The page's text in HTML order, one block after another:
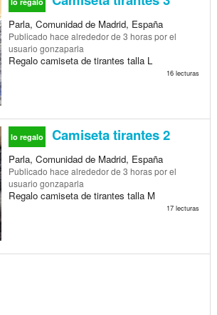
Parla, Comunidad de Madrid, España
Publicado hace alrededor de 3 horaspor el
usuario gonzaparla
Regalo camiseta de tirantes talla L
16 lecturas
lo regalo Camiseta tirantes 2
Parla, Comunidad de Madrid, España
Publicado hace alrededor de 3 horaspor el
usuario gonzaparla
Regalo camiseta de tirantes talla M
17 lecturas